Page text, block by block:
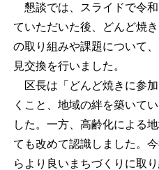
懇談では、スライドで令
ていただいた後、どんど焼
の取り組みや課題について
見交換を行いました。
区長は「どんど焼きに参
くこと、地域の絆を築いて
した。一方、高齢化による
ても改めて認識しました。
らより良いまちづくりに取